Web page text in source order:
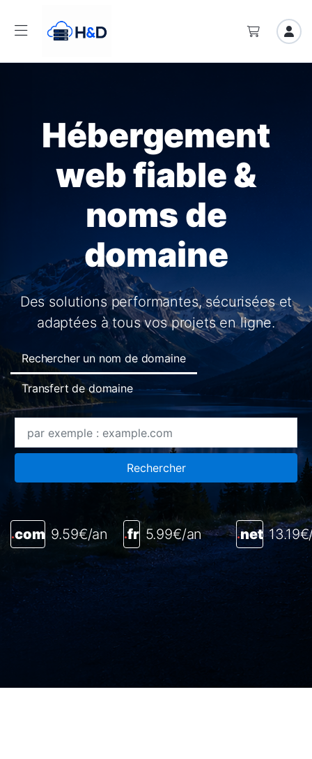
Hébergement
web fiable &
noms de
domaine
Des solutions performantes, sécurisées et
adaptées à tous vos projets en ligne.
Rechercher un nom de domaine
Transfert de domaine
Rechercher
.com 9.59€/an .fr 5.99€/an .net